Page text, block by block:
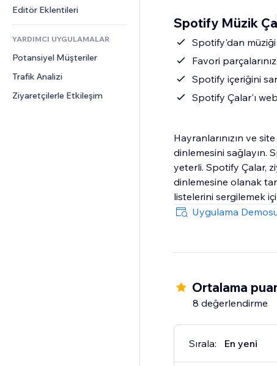
Hesap Makineleri
Arama
Hava Durumu
Grafik ve Tablolar
Topluluk
Değerlendirmeler ve Müşteri
Editör Eklentileri
YARDIMCI UYGULAMALAR
Potansiyel Müşteriler
Trafik Analizi
Ziyaretçilerle Etkileşim
Spotify Müzik
Spotify'dan
Favori
Spotify içeriğini
Spotify Çalar'ı
Hayranlarınızın ve
dinlemesini sağlayın.
yeterli. Spotify Çalar,
dinlemesine olanak
listelerini sergilemek
Uygulama
Ortalama
8 değerlendirme
Sırala: En yeni